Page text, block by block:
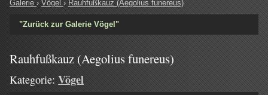
Galerie › Vögel › Rauhfußkauz (Aegolius funereus)
"Zurück zur Galerie Vögel"
Rauhfußkauz (Aegolius funereus)
Kategorie: Vögel